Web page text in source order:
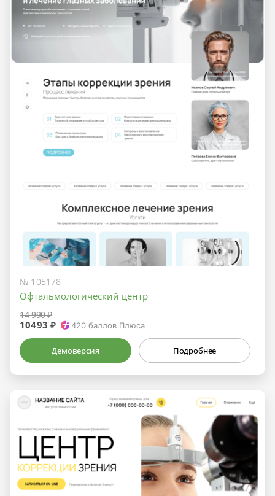
№ 105178
Офтальмологический центр
14 990 ₽
10493 ₽ 420 баллов Плюса
Демоверсия Подробнее